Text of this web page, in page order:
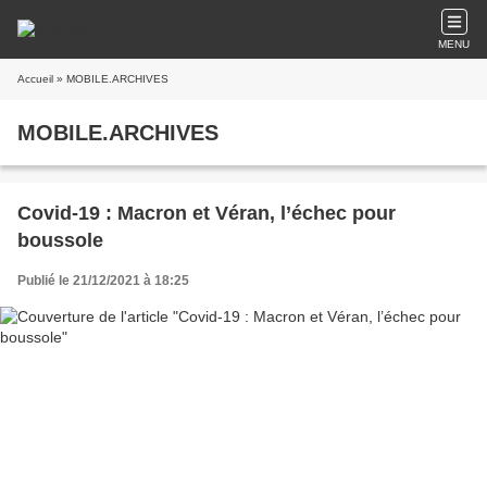
MENU
Accueil » MOBILE.ARCHIVES
MOBILE.ARCHIVES
Covid-19 : Macron et Véran, l’échec pour
boussole
Publié le 21/12/2021 à 18:25